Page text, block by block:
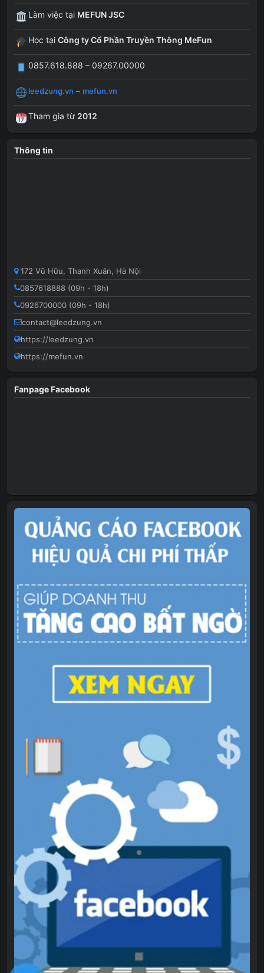
Làm việc tại MEFUN JSC
Học tại Công ty Cổ Phần Truyền Thông MeFun
0857.618.888 – 09267.00000
leedzung.vn – mefun.vn
Tham gia từ 2012
Thông tin
172 Vũ Hữu, Thanh Xuân, Hà Nội
0857618888 (09h - 18h)
0926700000 (09h - 18h)
contact@leedzung.vn
https://leedzung.vn
https://mefun.vn
Fanpage Facebook